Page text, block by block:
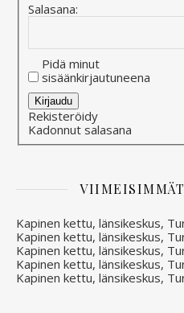
Salasana:
Pidä minut
sisäänkirjautuneena
Alternative:
Kirjaudu
Rekisteröidy
Kadonnut salasana
VIIMEISIMMÄT
Kapinen kettu, länsikeskus,
Kapinen kettu, länsikeskus,
Kapinen kettu, länsikeskus,
Kapinen kettu, länsikeskus,
Kapinen kettu, länsikeskus,